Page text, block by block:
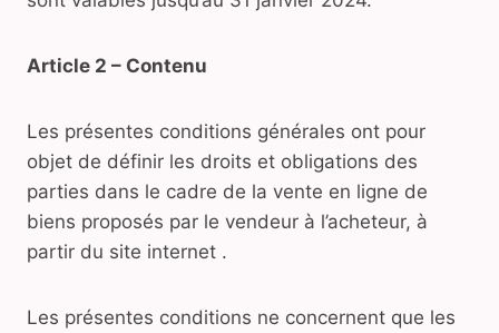
Article 2 – Contenu
Les présentes conditions générales ont pour
objet de définir les droits et obligations des
parties dans le cadre de la vente en ligne de
biens proposés par le vendeur à l’acheteur, à
partir du site internet .
Les présentes conditions ne concernent que les